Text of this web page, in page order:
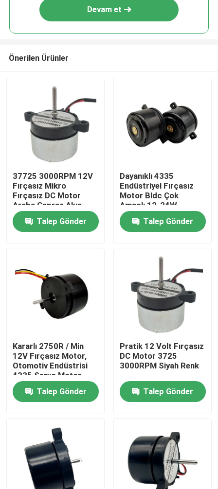
Ana sayfa
Kişiler
Ürünler
DC Aksiyal Soğutma Fanı
Braket Soğutma Fanı
DC Çapraz Akış Fanı
Enerji Tasarruflu Soğutma Fanı
Devam et
Önerilen Ürünler
37725 3000RPM 12V
Fırçasız Mikro
Fırçasız DC Motor
Araba Çapraz Akış
Fanı İçin
Talep Gönder
Dayanıklı 4335
Endüstriyel Fırçasız
Motor Bldc Çok
Amaçlı 12-24W
Talep Gönder
Kararlı 2750R / Min
12V Fırçasız Motor,
Otomotiv Endüstrisi
4335 Servo Motor
Bldc
Talep Gönder
Pratik 12 Volt Fırçasız
DC Motor 3725
3000RPM Siyah Renk
Talep Gönder